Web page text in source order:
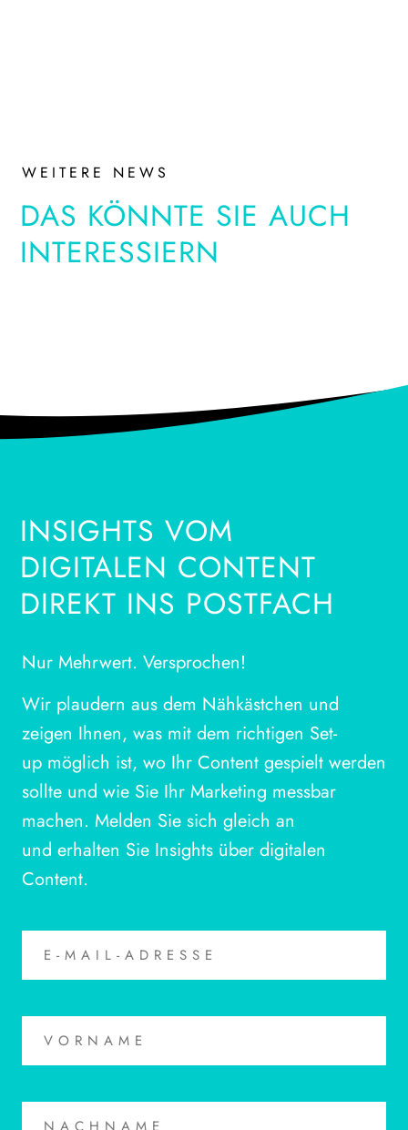
WEITERE NEWS
DAS KÖNNTE SIE AUCH
INTERESSIERN
INSIGHTS VOM
DIGITALEN CONTENT
DIREKT INS POSTFACH
Nur Mehrwert. Versprochen!
Wir plaudern aus dem Nähkästchen und
zeigen Ihnen, was mit dem richtigen Set-
up möglich ist, wo Ihr Content gespielt werden
sollte und wie Sie Ihr Marketing messbar
machen. Melden Sie sich gleich an
und erhalten Sie Insights über digitalen
Content.